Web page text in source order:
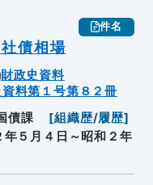
件名
債相場
財政史資料
料第１号第８２冊
債課 [組織歴/履歴]
年５月４日～昭和２年